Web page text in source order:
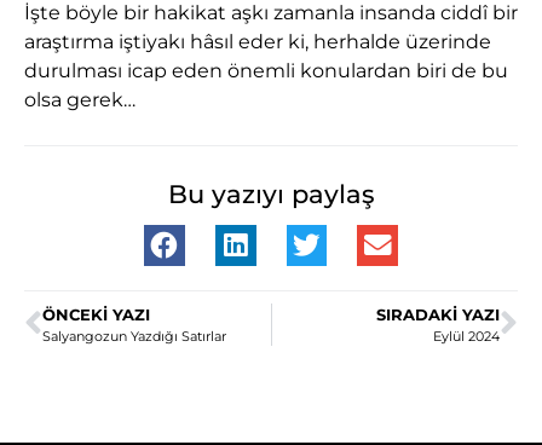
İşte böyle bir hakikat aşkı zamanla insanda ciddî bir
araştırma iştiyakı hâsıl eder ki, herhalde üzerinde
durulması icap eden önemli konulardan biri de bu
olsa gerek…
Bu yazıyı paylaş
ÖNCEKI YAZI
Salyangozun Yazdığı Satırlar
SIRADAKI YAZI
Eylül 2024